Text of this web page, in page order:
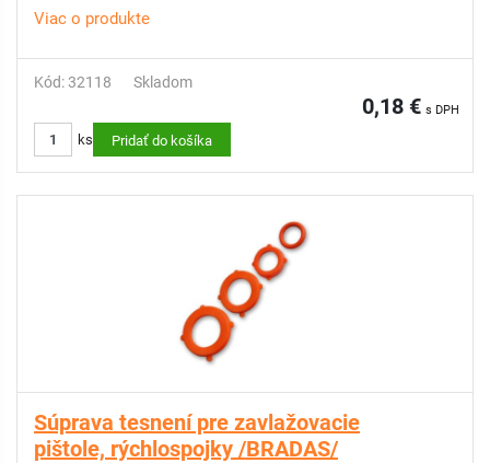
Viac o produkte
Kód: 32118 Skladom
0,18 € s DPH
ks Pridať do košíka
Súprava tesnení pre zavlažovacie
pištole, rýchlospojky /BRADAS/